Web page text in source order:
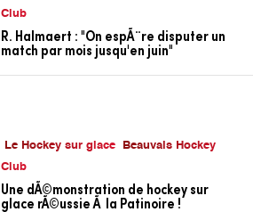
Club
R. Halmaert : "On espÃ¨re disputer un
match par mois jusqu'en juin"
Le Hockey sur glace
Beauvais Hockey
Club
Une dÃ©monstration de hockey sur
glace rÃ©ussie Ã la Patinoire !